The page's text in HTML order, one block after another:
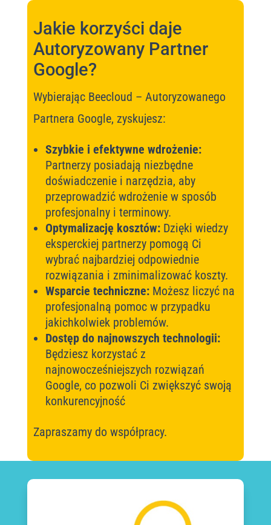
Jakie korzyści daje
Autoryzowany Partner
Google?
Wybierając Beecloud – Autoryzowanego
Partnera Google, zyskujesz:
Szybkie i efektywne wdrożenie:
Partnerzy posiadają niezbędne
doświadczenie i narzędzia, aby
przeprowadzić wdrożenie w sposób
profesjonalny i terminowy.
Optymalizację kosztów:Dzięki wiedzy
eksperckiej partnerzy pomogą Ci
wybrać najbardziej odpowiednie
rozwiązania i zminimalizować koszty.
Wsparcie techniczne:Możesz liczyć na
profesjonalną pomoc w przypadku
jakichkolwiek problemów.
Dostęp do najnowszych technologii:
Będziesz korzystać z
najnowocześniejszych rozwiązań
Google, co pozwoli Ci zwiększyć swoją
konkurencyjność
Zapraszamy do współpracy.